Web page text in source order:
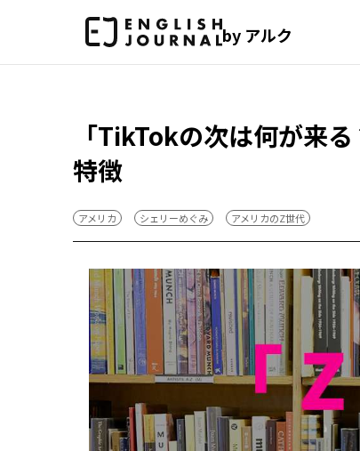
by アルク
「TikTokの次は何が来
特徴
アメリカ シェリーめぐみ アメリカのZ世代